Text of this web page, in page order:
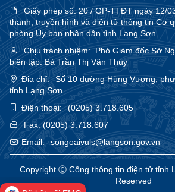
Giấy phép số:20 / GP-TTĐT ngày 12/
thanh, truyền hình và điện tử thông tin Cơ
phòng Ủy ban nhân dân tỉnh Lạng Sơn.
Chịu trách nhiệm:Phó Giám đốc Sở
biên tập: Bà Trần Thị Vân Thùy
Địa chỉ:
Số 10 đường Hùng Vương,
tỉnh Lạng Sơn
Điện thoại:
(0205) 3.718.605
Fax:(0205) 3.718.607
Email:
songoaivuls@langson.gov.vn
Copyright Ⓒ Cổng thông tin điện tử tỉnh
Reserved